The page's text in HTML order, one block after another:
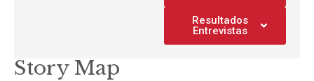
Resultados
Entrevistas
Story Map